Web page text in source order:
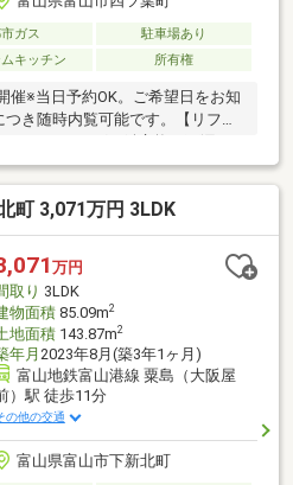
ガス
駐車場あり
キッチン 所有権
催※当日予約OK。ご希望日をお知
き随時内覧可能です。【リフォ
クリーニング、鍵交換、雨漏り
壁塗装●トイレ交換●間取変更、
ス張替え、畳表替え、障子・襖
警報器設置、LED照明器具交換
条件により住宅ローン減税が適
要な部分の欠陥や腐食、給排水
より２年間保証・シロアリ防除
町 3,071万円 3LDK
万円
取り 3LDK
物面積85.09m2
地面積143.87m2
年月 2023年8月(築3年1ヶ月)
富山地鉄富山港線 粟島（大阪屋
）駅 徒歩11分
の他の交通
富山県富山市下新北町